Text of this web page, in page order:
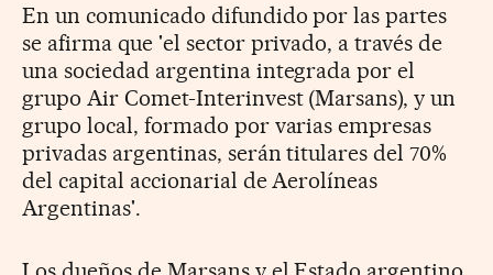
En un comunicado difundido por las partes
se afirma que 'el sector privado, a través de
una sociedad argentina integrada por el
grupo Air Comet-Interinvest (Marsans), y un
grupo local, formado por varias empresas
privadas argentinas, serán titulares del 70%
del capital accionarial de Aerolíneas
Argentinas'.